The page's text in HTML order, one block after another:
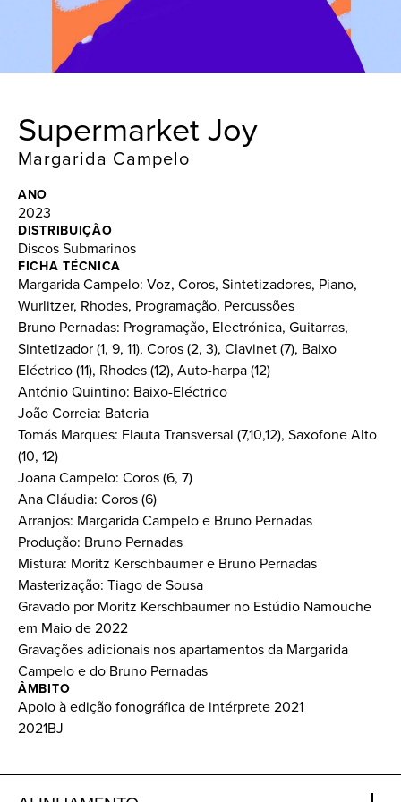
Supermarket Joy
Margarida Campelo
ANO
2023
DISTRIBUIÇÃO
Discos Submarinos
FICHA TÉCNICA
Margarida Campelo: Voz, Coros, Sintetizadores, Piano,
Wurlitzer, Rhodes, Programação, Percussões
Bruno Pernadas: Programação, Electrónica, Guitarras,
Sintetizador (1, 9, 11), Coros (2, 3), Clavinet (7), Baixo
Eléctrico (11), Rhodes (12), Auto-harpa (12)
António Quintino: Baixo-Eléctrico
João Correia: Bateria
Tomás Marques: Flauta Transversal (7,10,12), Saxofone Alto
(10, 12)
Joana Campelo: Coros (6, 7)
Ana Cláudia: Coros (6)
Arranjos: Margarida Campelo e Bruno Pernadas
Produção: Bruno Pernadas
Mistura: Moritz Kerschbaumer e Bruno Pernadas
Masterização: Tiago de Sousa
Gravado por Moritz Kerschbaumer no Estúdio Namouche
em Maio de 2022
Gravações adicionais nos apartamentos da Margarida
Campelo e do Bruno Pernadas
ÂMBITO
Apoio à edição fonográfica de intérprete 2021
2021BJ